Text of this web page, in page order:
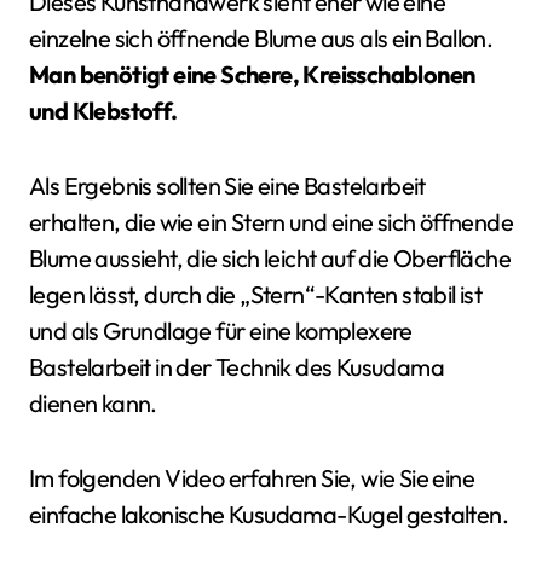
einzelne sich öffnende Blume aus als ein Ballon.
Man benötigt eine Schere, Kreisschablonen
und Klebstoff.
Als Ergebnis sollten Sie eine Bastelarbeit
erhalten, die wie ein Stern und eine sich öffnende
Blume aussieht, die sich leicht auf die Oberfläche
legen lässt, durch die „Stern“-Kanten stabil ist
und als Grundlage für eine komplexere
Bastelarbeit in der Technik des Kusudama
dienen kann.
Im folgenden Video erfahren Sie, wie Sie eine
einfache lakonische Kusudama-Kugel gestalten.